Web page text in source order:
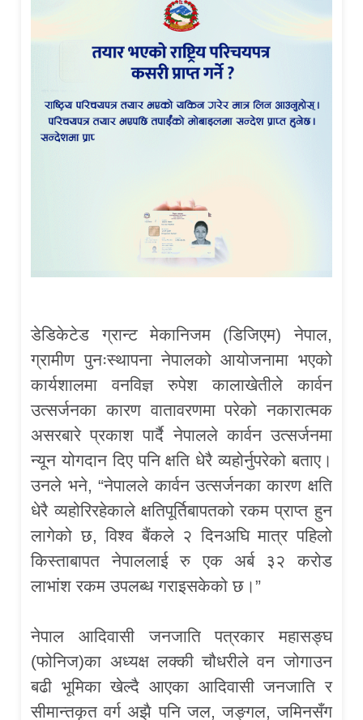
डेडिकेटेड ग्रान्ट मेकानिजम (डिजिएम) नेपाल,
ग्रामीण पुनःस्थापना नेपालको आयोजनामा भएको
कार्यशालमा वनविज्ञ रुपेश कालाखेतीले कार्वन
उत्सर्जनका कारण वातावरणमा परेको नकारात्मक
असरबारे प्रकाश पार्दै नेपालले कार्वन उत्सर्जनमा
न्यून योगदान दिए पनि क्षति धेरै व्यहोर्नुपरेको बताए।
उनले भने, “नेपालले कार्वन उत्सर्जनका कारण क्षति
धेरै व्यहोरिरहेकाले क्षतिपूर्तिबापतको रकम प्राप्त हुन
लागेको छ, विश्व बैंकले २ दिनअघि मात्र पहिलो
किस्ताबापत नेपाललाई रु एक अर्ब ३२ करोड
लाभांश रकम उपलब्ध गराइसकेको छ।”
नेपाल आदिवासी जनजाति पत्रकार महासङ्घ
(फोनिज)का अध्यक्ष लक्की चौधरीले वन जोगाउन
बढी भूमिका खेल्दै आएका आदिवासी जनजाति र
सीमान्तकृत वर्ग अझै पनि जल, जङ्गल, जमिनसँग